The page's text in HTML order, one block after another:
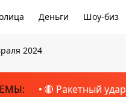
Деньги Шоу-биз
2024
🔴 Ракетный